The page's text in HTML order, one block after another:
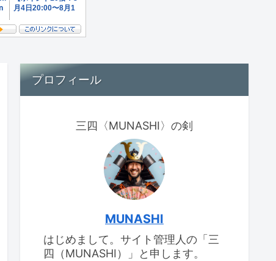
プロフィール
三四〈MUNASHI〉の剣
MUNASHI
はじめまして。サイト管理人の「三
四（MUNASHI）」と申します。